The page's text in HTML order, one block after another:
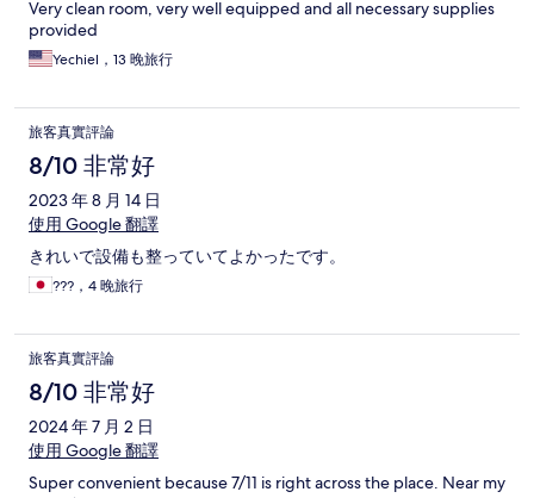
Very clean room, very well equipped and all necessary supplies
provided
Yechiel，13 晚旅行
旅客真實評論
8/10 非常好
2023 年 8 月 14 日
使用 Google 翻譯
きれいで設備も整っていてよかったです。
???，4 晚旅行
旅客真實評論
8/10 非常好
2024 年 7 月 2 日
使用 Google 翻譯
Super convenient because 7/11 is right across the place. Near my